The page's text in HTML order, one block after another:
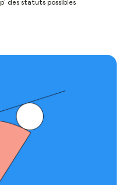
des statuts possibles